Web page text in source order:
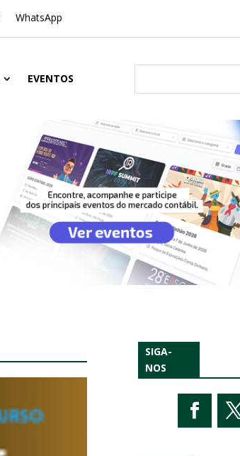
WhatsApp
EVENTOS
SIGA-
NOS